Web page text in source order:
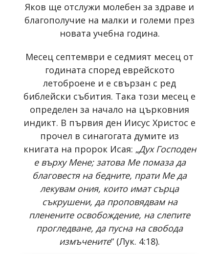
Яков ще отслужи молебен за здраве и
благополучие на малки и големи през
новата учебна година.
Месец септември е седмият месец от
годината според еврейското
летоброене и е свързан с ред
библейски събития. Така този месец е
определен за начало на църковния
индикт. В първия ден Иисус Христос е
прочел в синагогата думите из
книгата на пророк Исая: „Дух Господен
е върху Мене; затова Ме помаза да
благовестя на бедните, прати Ме да
лекувам ония, които имат сърца
съкрушени, да проповядвам на
пленените освобождение, на слепите
прогледване, да пусна на свобода
измъчените“ (Лук. 4:18).